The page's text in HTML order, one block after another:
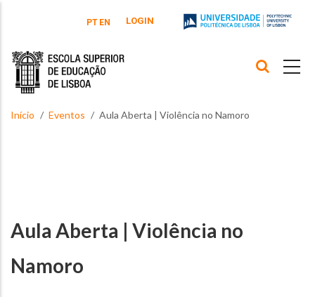
PT EN LOGIN
Início Eventos Aula Aberta | Violência no Namoro
Aula Aberta | Violência no
Namoro